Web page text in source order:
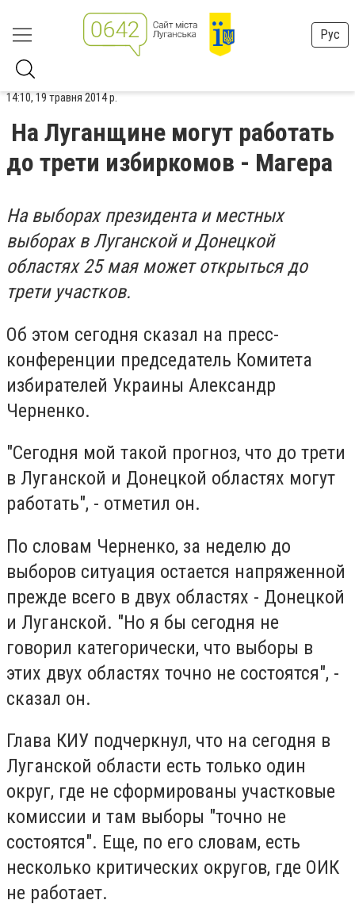
Рус
14:10, 19 травня 2014 р.
На Луганщине могут работать
до трети избиркомов - Магера
На выборах президента и местных
выборах в Луганской и Донецкой
областях 25 мая может открыться до
трети участков.
Об этом сегодня сказал на пресс-
конференции председатель Комитета
избирателей Украины Александр
Черненко.
"Сегодня мой такой прогноз, что до трети
в Луганской и Донецкой областях могут
работать", - отметил он.
По словам Черненко, за неделю до
выборов ситуация остается напряженной
прежде всего в двух областях - Донецкой
и Луганской. "Но я бы сегодня не
говорил категорически, что выборы в
этих двух областях точно не состоятся", -
сказал он.
Глава КИУ подчеркнул, что на сегодня в
Луганской области есть только один
округ, где не сформированы участковые
комиссии и там выборы "точно не
состоятся". Еще, по его словам, есть
несколько критических округов, где ОИК
не работает.